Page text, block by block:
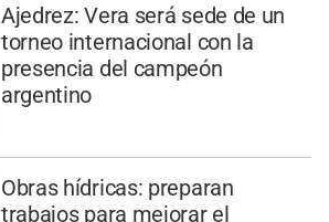
Ajedrez: Vera será sede de un
torneo internacional con la
presencia del campeón
argentino
Obras hídricas: preparan
trabajos para mejorar el